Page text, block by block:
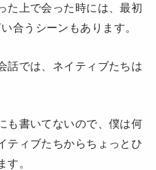
た上で会った時には、最初
合うシーンもあります。
話では、ネイティブたちは
も書いてないので、僕は何
ティブたちからちょっとひ
す。